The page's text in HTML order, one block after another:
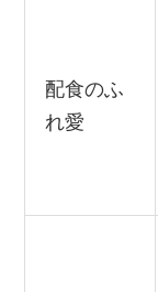
配食のふ
れ愛